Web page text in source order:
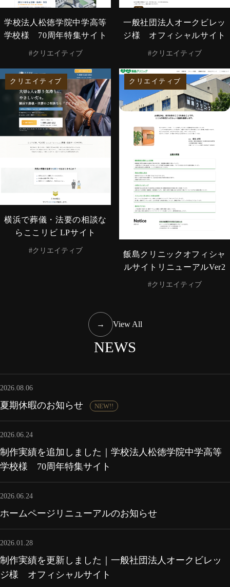
学校法人松徳学院中学高等
学校様 70周年特集サイト
#クリエイティブ
一般社団法人オークビレッ
ジ様 オフィシャルサイト
#クリエイティブ
クリエイティブ
横浜で葬儀・法要の相談な
らここリビ LPサイト
#クリエイティブ
クリエイティブ
飯島クリニックオフィシャ
ルサイトリニューアルVer2
#クリエイティブ
→ View All
NEWS
2026.08.06
夏期休暇のお知らせ NEW!!
2026.06.24
制作実績を追加しました｜学校法人松徳学院中学高等
学校様 70周年特集サイト
2026.06.24
ホームページリニューアルのお知らせ
2026.01.28
制作実績を更新しました｜一般社団法人オークビレッ
ジ様 オフィシャルサイト